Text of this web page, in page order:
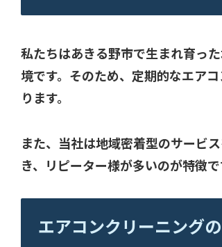
私たちはあきる野市で生まれ育っ
境です。そのため、定期的なエア
ります。
また、当社は地域密着型のサービ
き、リピーター様が多いのが特徴で
エアコンクリーニング